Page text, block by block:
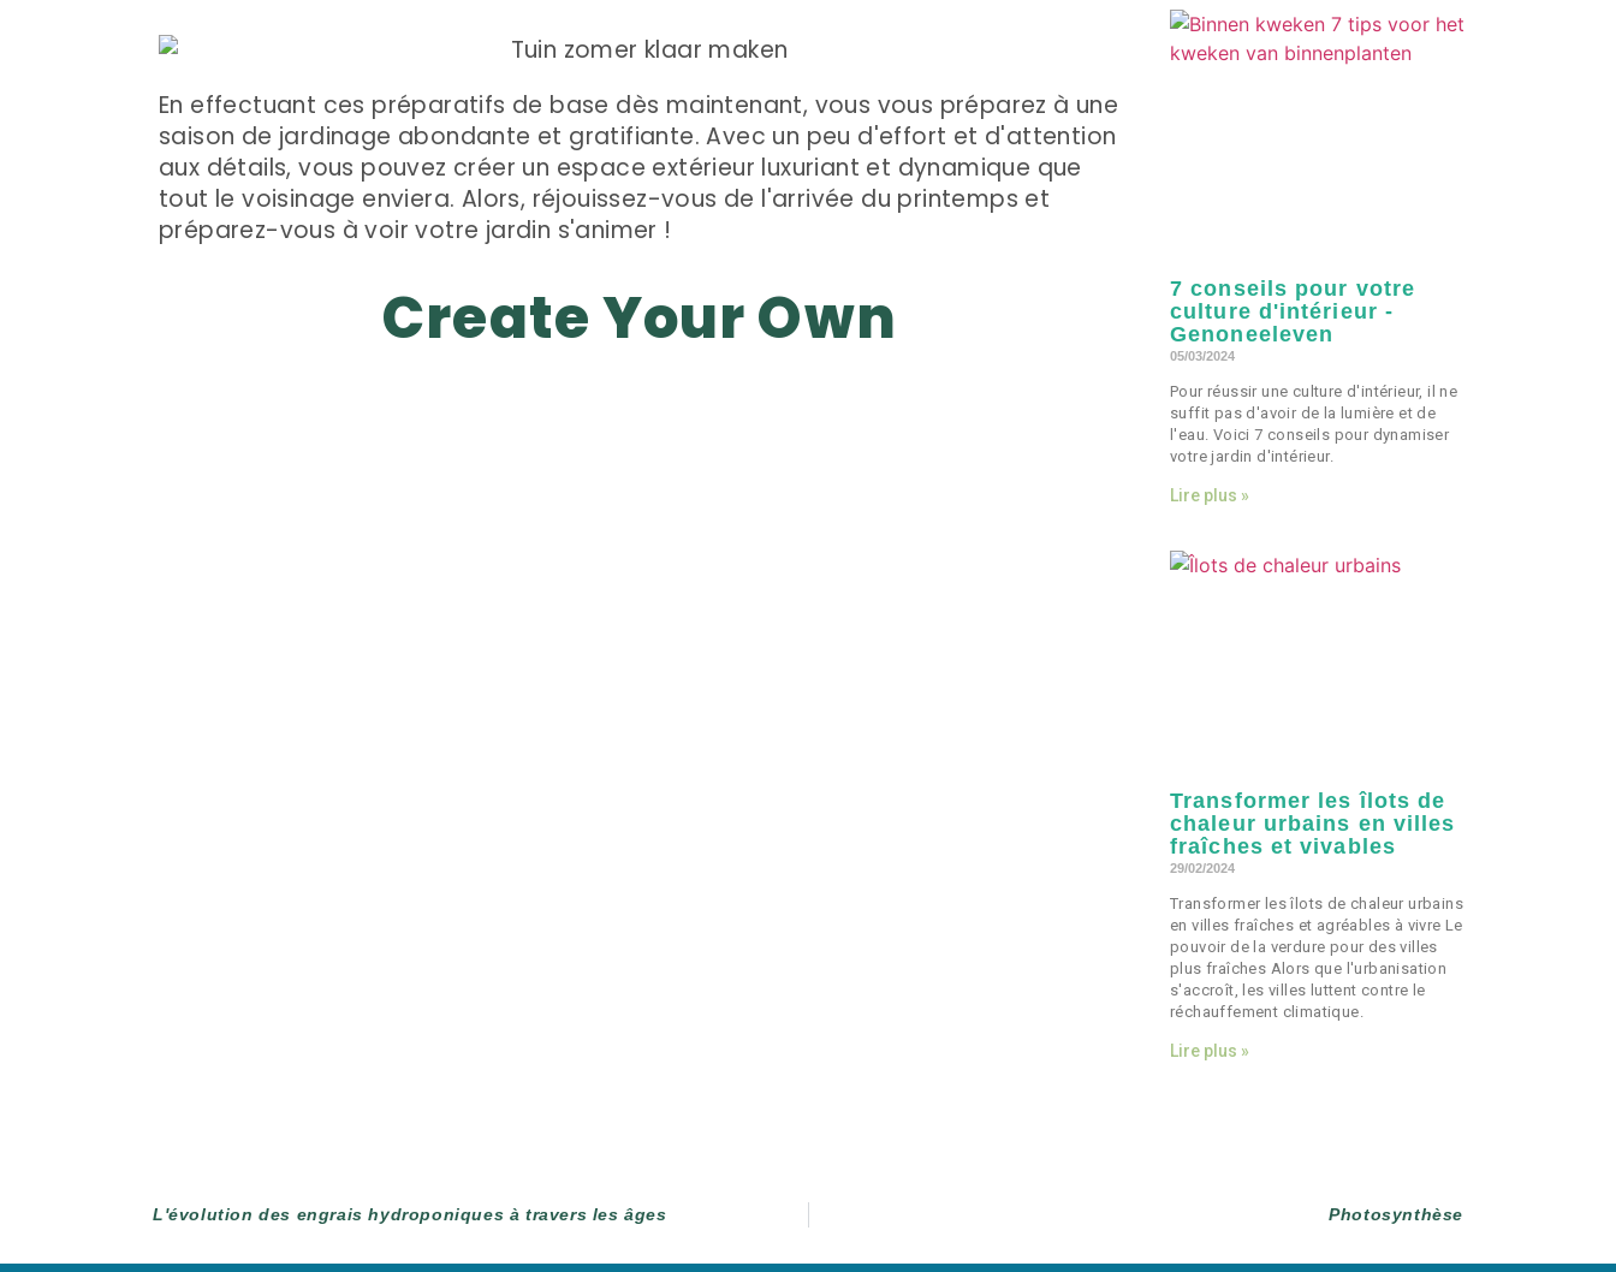
En effectuant ces préparatifs de base dès maintenant, vous vous préparez à une
saison de jardinage abondante et gratifiante. Avec un peu d'effort et d'attention
aux détails, vous pouvez créer un espace extérieur luxuriant et dynamique que
tout le voisinage enviera. Alors, réjouissez-vous de l'arrivée du printemps et
préparez-vous à voir votre jardin s'animer !
Create Your Own
7 conseils pour votre
culture d'intérieur -
Genoneeleven
05/03/2024
Pour réussir une culture d'intérieur, il ne
suffit pas d'avoir de la lumière et de
l'eau. Voici 7 conseils pour dynamiser
votre jardin d'intérieur.
Lire plus »
Transformer les îlots de
chaleur urbains en villes
fraîches et vivables
29/02/2024
Transformer les îlots de chaleur urbains
en villes fraîches et agréables à vivre Le
pouvoir de la verdure pour des villes
plus fraîches Alors que l'urbanisation
s'accroît, les villes luttent contre le
réchauffement climatique.
Lire plus »
L'évolution des engrais hydroponiques à travers les âges Photosynthèse